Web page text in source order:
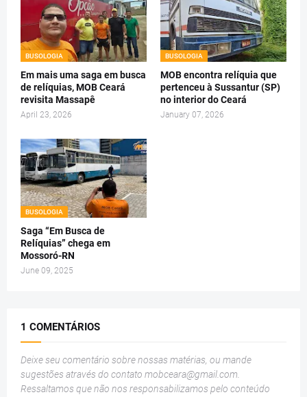
BUSOLOGIA
Em mais uma saga em busca
de relíquias, MOB Ceará
revisita Massapê
April 23, 2026
BUSOLOGIA
MOB encontra relíquia que
pertenceu à Sussantur (SP)
no interior do Ceará
January 07, 2026
BUSOLOGIA
Saga “Em Busca de
Relíquias” chega em
Mossoró-RN
June 09, 2025
1 COMENTÁRIOS
Deixe seu comentário sobre nossas matérias, ou mande
sugestões através do contato mobceara@gmail.com.
Ressaltamos que não nos responsabilizamos pelo conteúdo